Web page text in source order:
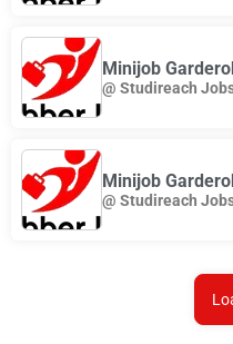
Minijob
@ Studireach
Minijob
@ Studireach